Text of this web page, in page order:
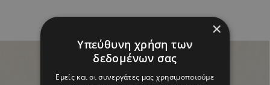
×
Υπεύθυνη χρήση των
δεδομένων σας
Εμείς και οι συνεργάτες μας χρησιμοποιούμε